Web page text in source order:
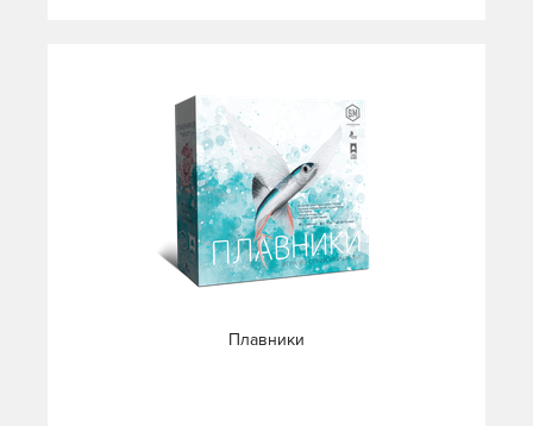
Плавники